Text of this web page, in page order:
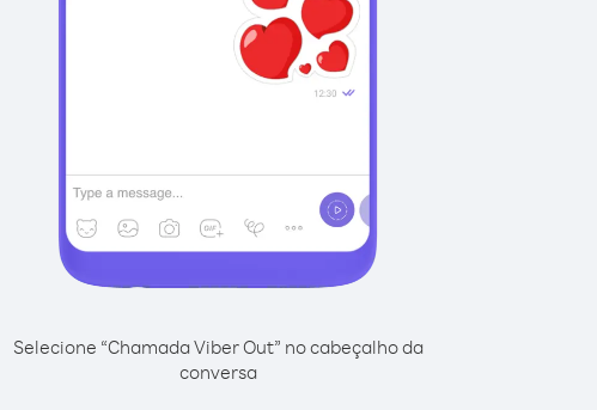
Selecione “Chamada Viber Out” no cabeçalho da
conversa